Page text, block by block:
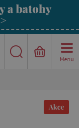
a batohy
Menu
Akce